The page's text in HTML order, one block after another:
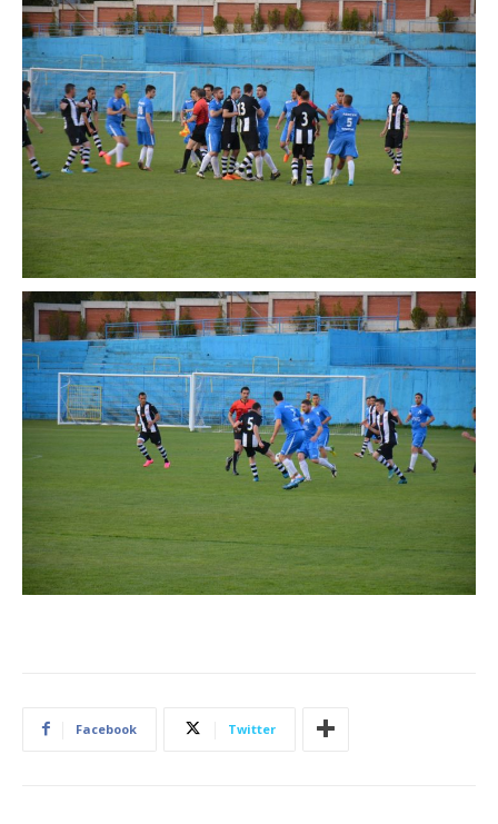
Facebook Twitter